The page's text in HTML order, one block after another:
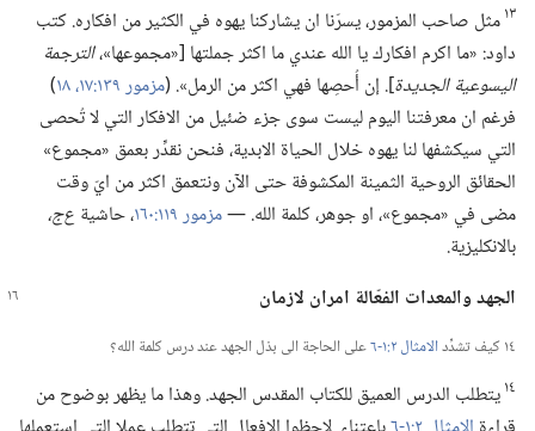
١٣مثل صاحب المزمور،‏ يسرّنا ان يشاركنا يهوه في الكثير من افكاره.‏ كتب
داود:‏ «ما اكرم افكارك يا الله عندي ما اكثر جملتها [«مجموعها»،‏الترجمة
اليسوعية الجديدة‏].‏ إن أُحصِها فهي اكثر من الرمل».‏ (‏مزمور ١٣٩:‏١٧،‏ ١٨
‏)‏
فرغم ان معرفتنا اليوم ليست سوى جزء ضئيل من الافكار التي لا تُحصى
التي سيكشفها لنا يهوه خلال الحياة الابدية،‏ فنحن نقدِّر بعمق «مجموع»
الحقائق الروحية الثمينة المكشوفة حتى الآن ونتعمق اكثر من ايّ وقت
مضى في «مجموع»،‏ او جوهر،‏ كلمة الله.‏ —‏مزمور ١١٩:‏١٦٠ ‏،‏ حاشية ع‌ج،‏
بالانكليزية.‏
الجهد والمعدات الفعّالة امران لازمان
١٤ كيف تشدِّد الامثال ٢:‏١-‏٦
على الحاجة الى بذل الجهد عند درس كلمة الله؟‏
١٤يتطلب الدرس العميق للكتاب المقدس الجهد.‏ وهذا ما يظهر بوضوح من